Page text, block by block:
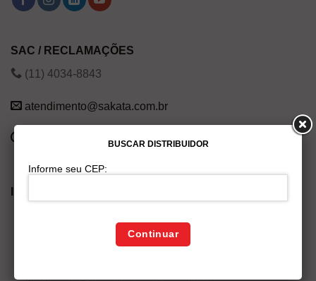
SAC / RECLAMAÇÕES
(11) 4034-8843
atendimento@sakata.com.br
Segunda a Sexta das 8h às 20h
BUSCAR DISTRIBUIDOR
Informe seu CEP:
Continuar